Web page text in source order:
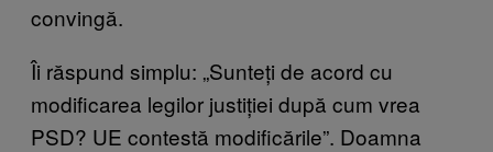
convingă.
Îi răspund simplu: „Sunteți de acord cu
modificarea legilor justiției după cum vrea
PSD? UE contestă modificările”. Doamna